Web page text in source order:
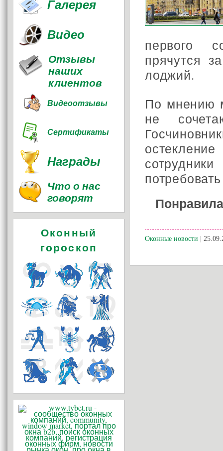
первого
прячутся
лоджий.
По мнению
не
Оконные новости |
Галерея
Видео
Отзывы
наших
клиентов
Видеоотзывы
Сертификаты
Награды
Что о нас
говорят
Оконный
гороскоп